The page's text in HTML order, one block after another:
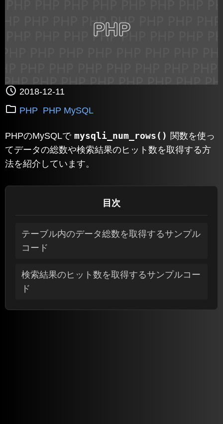
2018-12-11
PHP PHP MySQL
PHPのMySQLで mysqli_num_rows() 関数を使っ
てデータの総数や検索結果のヒット数を取得する方
法を紹介しています。
目次
テーブル内のデータ総数を取得するサンプル
コード
検索結果のヒット数を取得するサンプルコー
ド